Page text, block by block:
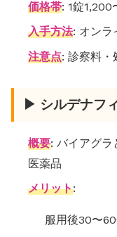
価格帯: 1錠1,200
入手方法: オンラ
注意点: 診察料・
▶ シルデナフ
概要: バイアグラ
医薬品
メリット:
服用後30〜